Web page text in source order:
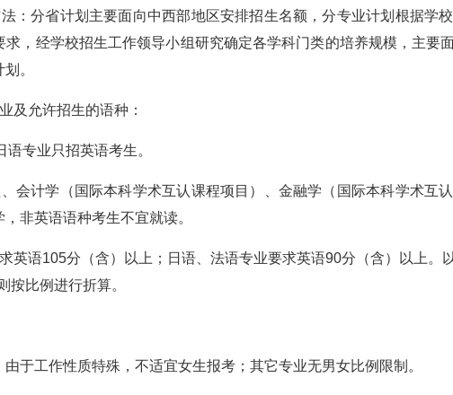
：分省计划主要面向中西部地区安排招生名额，分专业计划根据学
，经学校招生工作领导小组研究确定各学科门类的培养规模，主要
。
及允许招生的语种：
语专业只招英语考生。
会计学（国际本科学术互认课程项目）、金融学（国际本科学术互
非英语语种考生不宜就读。
英语105分（含）以上；日语、法语专业要求英语90分（含）以上。
按比例进行折算。
于工作性质特殊，不适宜女生报考；其它专业无男女比例限制。